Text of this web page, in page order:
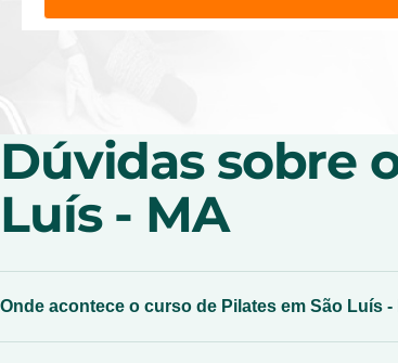
Dúvidas sobre
Luís - MA
Onde acontece o curso de Pilates em São Luís -